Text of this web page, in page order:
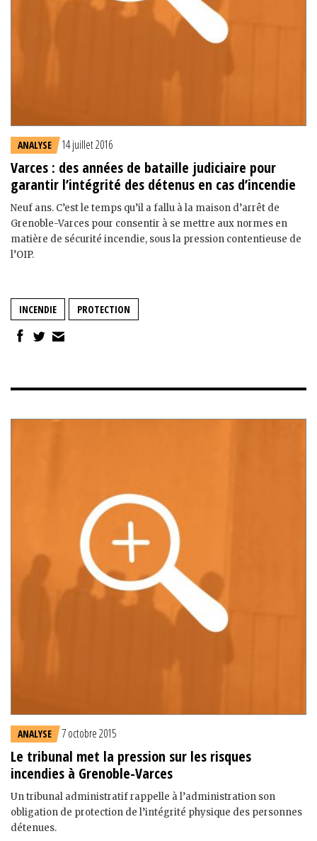
ANALYSE 14 juillet 2016
Varces : des années de bataille judiciaire pour
garantir l’intégrité des détenus en cas d’incendie
Neuf ans. C’est le temps qu’il a fallu à la maison d’arrêt de
Grenoble-Varces pour consentir à se mettre aux normes en
matière de sécurité incendie, sous la pression contentieuse de
l’OIP.
INCENDIE PROTECTION
ANALYSE 7 octobre 2015
Le tribunal met la pression sur les risques
incendies à Grenoble-Varces
Un tribunal administratif rappelle à l’administration son
obligation de protection de l’intégrité physique des personnes
détenues.